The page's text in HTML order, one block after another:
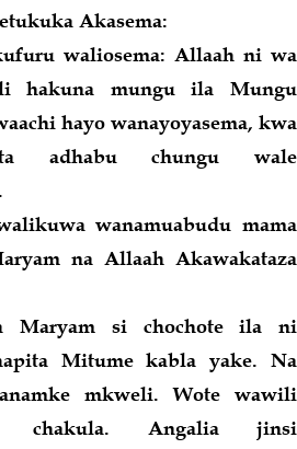
Akasema:
waliosema: Allaah ni wa
hakuna mungu ila Mungu
hayo wanayoyasema, kwa
adhabu chungu wale
wanamuabudu mama
na Allaah Akawakataza
Maryam si chochote ila ni
Mitume kabla yake. Na
mkweli. Wote wawili
chakula. Angalia jinsi